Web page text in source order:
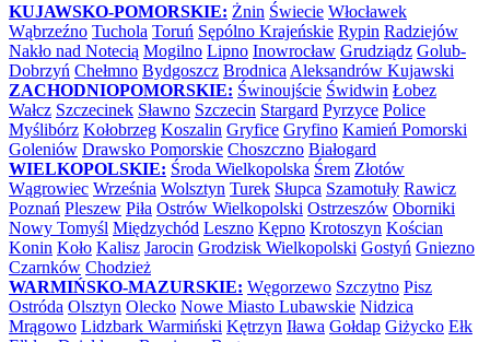
KUJAWSKO-POMORSKIE: Żnin Świecie Włocławek
Wąbrzeźno Tuchola Toruń Sępólno Krajeńskie Rypin Radziejów
Nakło nad Notecią Mogilno Lipno Inowrocław Grudziądz Golub-
Dobrzyń Chełmno Bydgoszcz Brodnica Aleksandrów Kujawski
ZACHODNIOPOMORSKIE: Świnoujście Świdwin Łobez
Wałcz Szczecinek Sławno Szczecin Stargard Pyrzyce Police
Myślibórz Kołobrzeg Koszalin Gryfice Gryfino Kamień Pomorski
Goleniów Drawsko Pomorskie Choszczno Białogard
WIELKOPOLSKIE: Środa Wielkopolska Śrem Złotów
Wągrowiec Września Wolsztyn Turek Słupca Szamotuły Rawicz
Poznań Pleszew Piła Ostrów Wielkopolski Ostrzeszów Oborniki
Nowy Tomyśl Międzychód Leszno Kępno Krotoszyn Kościan
Konin Koło Kalisz Jarocin Grodzisk Wielkopolski Gostyń Gniezno
Czarnków Chodzież
WARMIŃSKO-MAZURSKIE: Węgorzewo Szczytno Pisz
Ostróda Olsztyn Olecko Nowe Miasto Lubawskie Nidzica
Mrągowo Lidzbark Warmiński Kętrzyn Iława Gołdap Giżycko Ełk